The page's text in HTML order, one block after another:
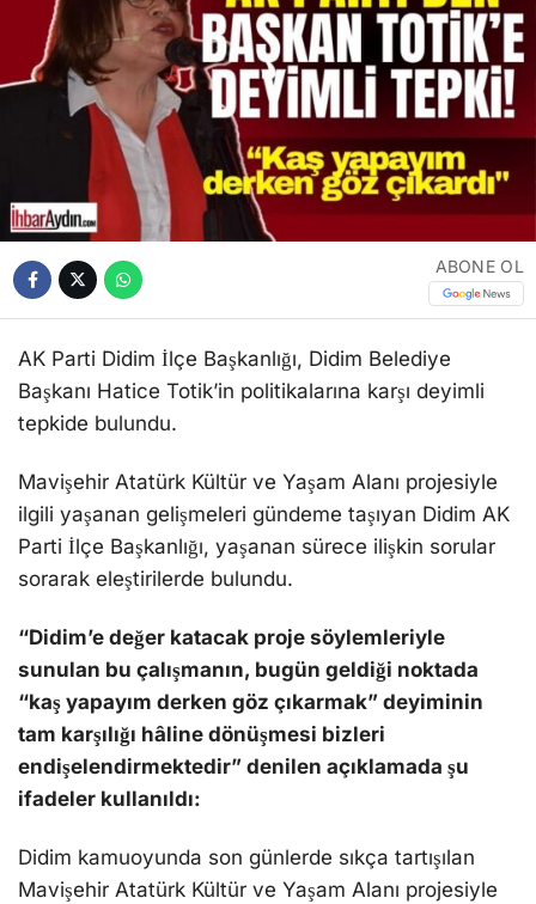
ABONE OL
AK Parti Didim İlçe Başkanlığı, Didim Belediye
Başkanı Hatice Totik’in politikalarına karşı deyimli
tepkide bulundu.
Mavişehir Atatürk Kültür ve Yaşam Alanı projesiyle
ilgili yaşanan gelişmeleri gündeme taşıyan Didim AK
Parti İlçe Başkanlığı, yaşanan sürece ilişkin sorular
sorarak eleştirilerde bulundu.
“Didim’e değer katacak proje söylemleriyle
sunulan bu çalışmanın, bugün geldiği noktada
“kaş yapayım derken göz çıkarmak” deyiminin
tam karşılığı hâline dönüşmesi bizleri
endişelendirmektedir” denilen açıklamada şu
ifadeler kullanıldı:
Didim kamuoyunda son günlerde sıkça tartışılan
Mavişehir Atatürk Kültür ve Yaşam Alanı projesiyle